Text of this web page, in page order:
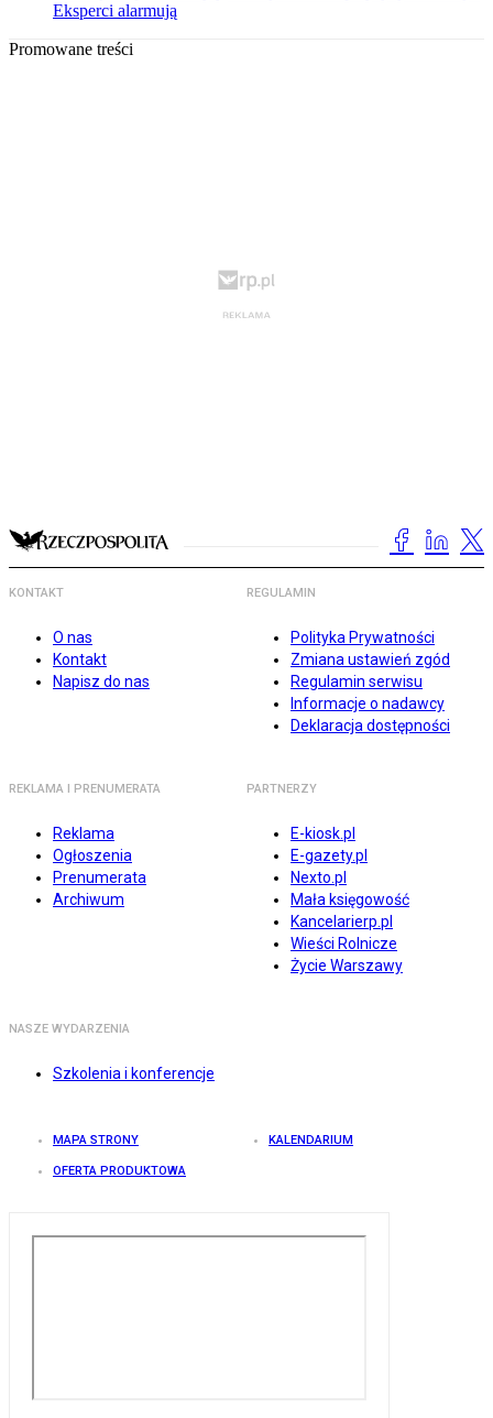
Eksperci alarmują
Promowane treści
KONTAKT
O nas
Kontakt
Napisz do nas
REGULAMIN
Polityka Prywatności
Zmiana ustawień zgód
Regulamin serwisu
Informacje o nadawcy
Deklaracja dostępności
REKLAMA I PRENUMERATA
Reklama
Ogłoszenia
Prenumerata
Archiwum
PARTNERZY
E-kiosk.pl
E-gazety.pl
Nexto.pl
Mała księgowość
Kancelarierp.pl
Wieści Rolnicze
Życie Warszawy
NASZE WYDARZENIA
Szkolenia i konferencje
MAPA STRONY KALENDARIUM
OFERTA PRODUKTOWA